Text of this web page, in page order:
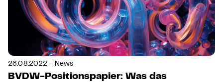
26.08.2022 – News
BVDW-Positionspapier: Was das